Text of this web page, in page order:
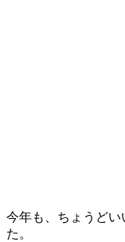
今年も、ちょうど
た。